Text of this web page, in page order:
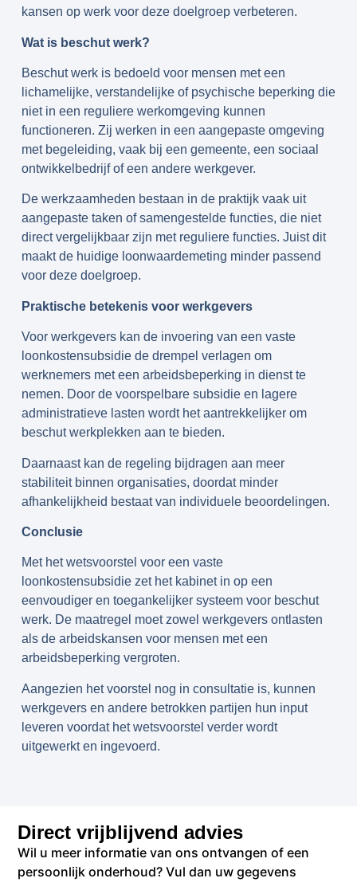
kansen op werk voor deze doelgroep verbeteren.
Wat is beschut werk?
Beschut werk is bedoeld voor mensen met een
lichamelijke, verstandelijke of psychische beperking die
niet in een reguliere werkomgeving kunnen
functioneren. Zij werken in een aangepaste omgeving
met begeleiding, vaak bij een gemeente, een sociaal
ontwikkelbedrijf of een andere werkgever.
De werkzaamheden bestaan in de praktijk vaak uit
aangepaste taken of samengestelde functies, die niet
direct vergelijkbaar zijn met reguliere functies. Juist dit
maakt de huidige loonwaardemeting minder passend
voor deze doelgroep.
Praktische betekenis voor werkgevers
Voor werkgevers kan de invoering van een vaste
loonkostensubsidie de drempel verlagen om
werknemers met een arbeidsbeperking in dienst te
nemen. Door de voorspelbare subsidie en lagere
administratieve lasten wordt het aantrekkelijker om
beschut werkplekken aan te bieden.
Daarnaast kan de regeling bijdragen aan meer
stabiliteit binnen organisaties, doordat minder
afhankelijkheid bestaat van individuele beoordelingen.
Conclusie
Met het wetsvoorstel voor een vaste
loonkostensubsidie zet het kabinet in op een
eenvoudiger en toegankelijker systeem voor beschut
werk. De maatregel moet zowel werkgevers ontlasten
als de arbeidskansen voor mensen met een
arbeidsbeperking vergroten.
Aangezien het voorstel nog in consultatie is, kunnen
werkgevers en andere betrokken partijen hun input
leveren voordat het wetsvoorstel verder wordt
uitgewerkt en ingevoerd.
Direct vrijblijvend advies
Wil u meer informatie van ons ontvangen of een
persoonlijk onderhoud? Vul dan uw gegevens